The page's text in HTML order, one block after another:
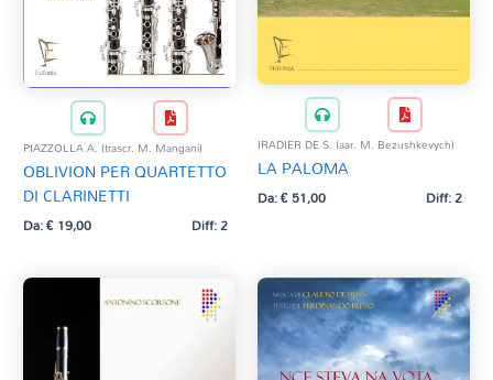
PIAZZOLLA A. (trascr. M. Mangani)
OBLIVION PER QUARTETTO
DI CLARINETTI
Da:€19,00 Diff: 2
IRADIER DE S. (aar. M. Bezushkevych)
LA PALOMA
Da:€51,00 Diff: 2